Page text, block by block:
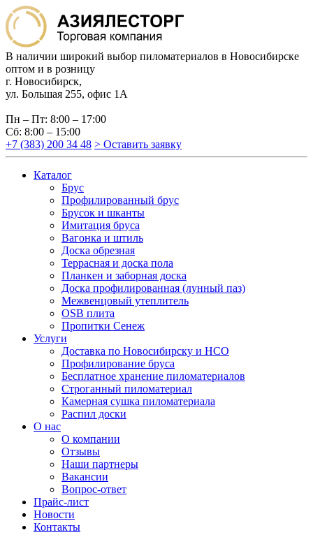
В наличии широкий выбор пиломатериалов в Новосибирске
оптом и в розницу
г. Новосибирск,
ул. Большая 255, офис 1А
Пн – Пт: 8:00 – 17:00
Сб: 8:00 – 15:00
+7 (383) 200 34 48 > Оставить заявку
Каталог
Брус
Профилированный брус
Брусок и шканты
Имитация бруса
Вагонка и штиль
Доска обрезная
Террасная и доска пола
Планкен и заборная доска
Доска профилированная (лунный паз)
Межвенцовый утеплитель
OSB плита
Пропитки Сенеж
Услуги
Доставка по Новосибирску и НСО
Профилирование бруса
Бесплатное хранение пиломатериалов
Строганный пиломатериал
Камерная сушка пиломатериала
Распил доски
О нас
О компании
Отзывы
Наши партнеры
Вакансии
Вопрос-ответ
Прайс-лист
Новости
Контакты